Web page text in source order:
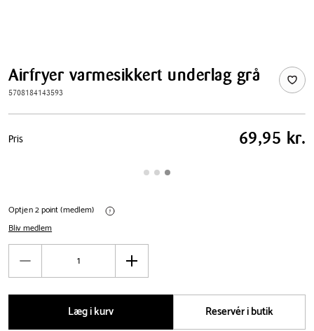
Airfryer varmesikkert underlag grå
5708184143593
Pris
tabel
Pris 69,95 kr.
Optjen 2 point (medlem)
Bliv medlem
Antal
Øg
Læg i kurv
Reservér i butik